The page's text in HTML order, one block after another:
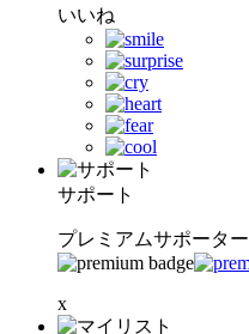
いいね
サポート
プレミアムサポーター
x